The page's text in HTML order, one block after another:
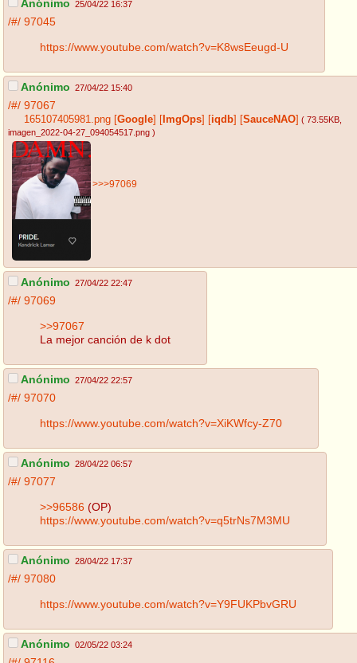
Anónimo 25/04/22 16:37
/#/ 97045
https://www.youtube.com/watch?v=K8wsEeugd-U
Anónimo 27/04/22 15:40
/#/ 97067
165107405981.png Google ImgOps iqdb SauceNAO ( 73.55KB
imagen_2022-04-27_094054517.png )
>>>97069
Anónimo 27/04/22 22:47
/#/ 97069
>>97067
La mejor canción de k dot
Anónimo 27/04/22 22:57
/#/ 97070
https://www.youtube.com/watch?v=XiKWfcy-Z70
Anónimo 28/04/22 06:57
/#/ 97077
>>96586 (OP)
https://www.youtube.com/watch?v=q5trNs7M3MU
Anónimo 28/04/22 17:37
/#/ 97080
https://www.youtube.com/watch?v=Y9FUKPbvGRU
Anónimo 02/05/22 03:24